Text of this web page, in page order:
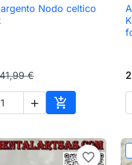
 AnteprimaNodo celtico
41,99 €
 
Aggiungi al
favorite_border